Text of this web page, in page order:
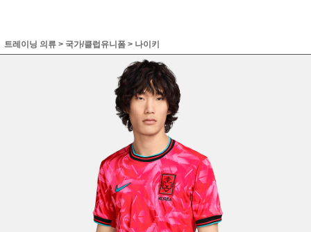
트레이닝 의류 > 국가/클럽유니폼 > 나이키